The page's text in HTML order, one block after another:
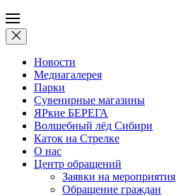
Новости
Медиагалерея
Парки
Сувенирные магазины
ЯРкие БЕРЕГА
Волшебный лёд Сибири
Каток на Стрелке
О нас
Центр обращений
Заявки на мероприятия
Обращение граждан